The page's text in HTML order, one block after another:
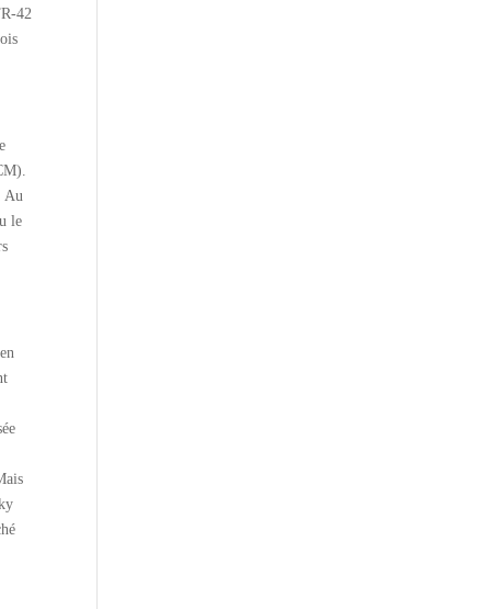
42
Au
le